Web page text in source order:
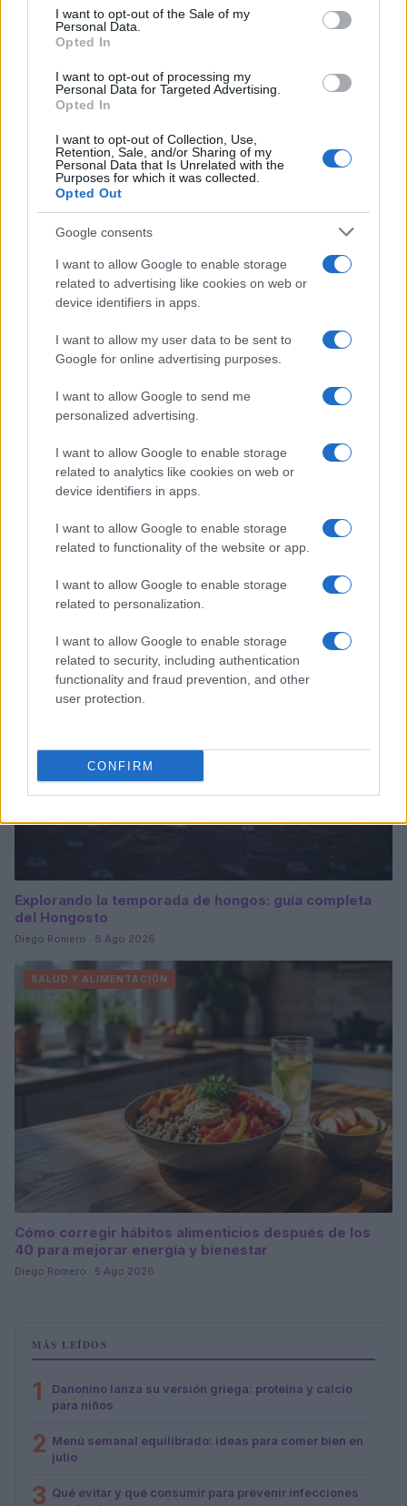
consent section.
I want to opt-out of the Sale of my
Personal Data.
Opted In
I want to opt-out of processing my
Personal Data for Targeted Advertising.
Opted In
I want to opt-out of Collection, Use,
Retention, Sale, and/or Sharing of my
Personal Data that Is Unrelated with the
Purposes for which it was collected.
Opted Out
Google consents
I want to allow Google to enable storage
related to advertising like cookies on web or
device identifiers in apps.
I want to allow my user data to be sent to
Google for online advertising purposes.
I want to allow Google to send me
personalized advertising.
I want to allow Google to enable storage
related to analytics like cookies on web or
device identifiers in apps.
I want to allow Google to enable storage
related to functionality of the website or app.
I want to allow Google to enable storage
related to personalization.
I want to allow Google to enable storage
related to security, including authentication
functionality and fraud prevention, and other
user protection.
CONFIRM
Sigue leyendo
gastronomía peruana y ecuatoriana
Lucía Fernández · 6 Ago 2026
SALUD Y ALIMENTACIÓN
Explorando la temporada de hongos: guía completa
del Hongosto
Diego Romero · 6 Ago 2026
SALUD Y ALIMENTACIÓN
Cómo corregir hábitos alimenticios después de los
40 para mejorar energía y bienestar
Diego Romero · 5 Ago 2026
MÁS LEÍDOS
1
Danonino lanza su versión griega: proteína y calcio
para niños
2 Menú semanal equilibrado: ideas para comer bien en
julio
3 Qué evitar y qué consumir para prevenir infecciones